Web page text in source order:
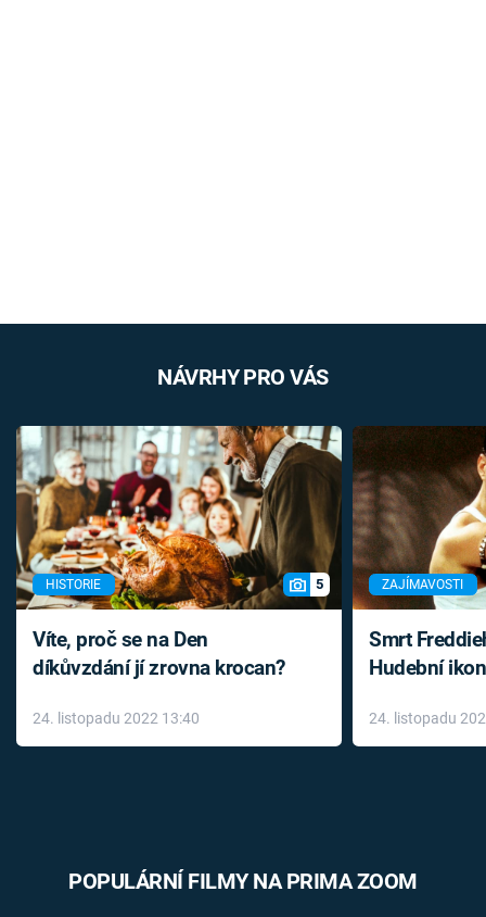
NÁVRHY PRO VÁS
HISTORIE 5
Víte, proč se na Den
díkůvzdání jí zrovna krocan?
24. listopadu 2022 13:40
ZAJÍMAVOSTI
Smrt
Hudební
léky
24. listopadu
POPULÁRNÍ FILMY NA PRIMA ZOOM